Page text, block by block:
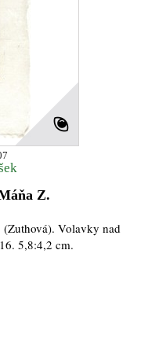
Z.
Volavky nad
5,8:4,2 cm.